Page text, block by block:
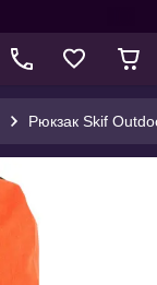
Рюкзак Skif